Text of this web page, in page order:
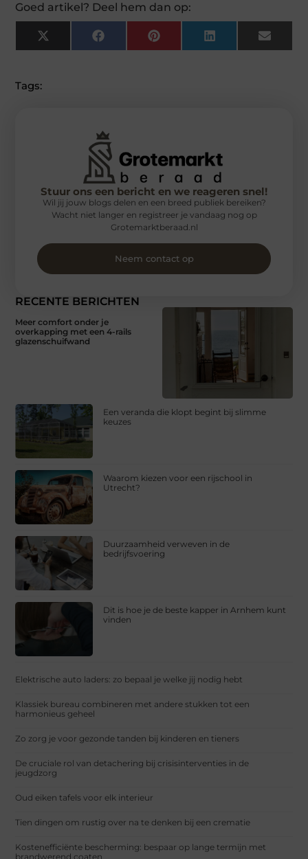
Goed artikel? Deel hem dan op:
X
(Twitter)
FacebookPinterest LinkedIn Email
Tags:
RECENTE BERICHTEN
Meer comfort onder je
overkapping met een 4-rails
glazenschuifwand
Een veranda die klopt begint bij slimme
keuzes
Waarom kiezen voor een rijschool in
Utrecht?
Duurzaamheid verweven in de
bedrijfsvoering
Dit is hoe je de beste kapper in Arnhem kunt
vinden
Elektrische auto laders: zo bepaal je welke jij nodig hebt
Klassiek bureau combineren met andere stukken tot een
harmonieus geheel
Zo zorg je voor gezonde tanden bij kinderen en tieners
De cruciale rol van detachering bij crisisinterventies in de
jeugdzorg
Oud eiken tafels voor elk interieur
Tien dingen om rustig over na te denken bij een crematie
Kostenefficiënte bescherming: bespaar op lange termijn met
brandwerend coaten
Stuur ons een bericht en we reageren snel!
Wil jij jouw blogs delen en een breed publiek bereiken?
Wacht niet langer en registreer je vandaag nog op
Grotemarktberaad.nl
Neem contact op